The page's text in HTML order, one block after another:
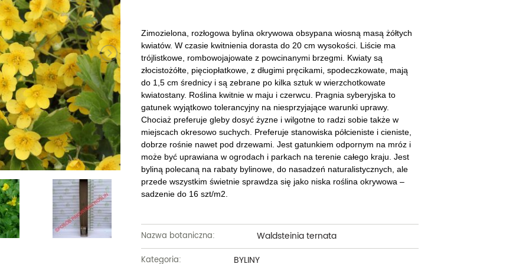
Truskawki i poziomki
Winogrona
Żurawiny
Pozostałe
Dęby
Glediczje
Głogi
Graby
Jabłonie ozdobne
Jarzębiny i jarząby
Kasztanowce
Wierzby
Wiśnie ozdobne
Złotokapy
Pozostałe
Forsycje
Hibiskusy
Hortensje
Jaśminowce
Kaliny
Kalmie
Krzewuszki
Pięciorniki
Piwonie
Pnącza
Powojniki - Clematisy
Różaneczniki
Tawuły i tawułki
Wisterie
Pozostałe
Zimozielona, rozłogowa bylina okrywowa obsypana wiosną masą żółtych
kwiatów. W czasie kwitnienia dorasta do 20 cm wysokości. Liście ma
trójlistkowe, rombowojajowate z powcinanymi brzegmi. Kwiaty są
złocistożółte, pięciopłatkowe, z długimi pręcikami, spodeczkowate, mają
do 1,5 cm średnicy i są zebrane po kilka sztuk w wierzchotkowate
kwiatostany. Roślina kwitnie w maju i czerwcu. Pragnia syberyjska to
gatunek wyjątkowo tolerancyjny na niesprzyjające warunki uprawy.
Chociaż preferuje gleby dosyć żyzne i wilgotne to radzi sobie także w
miejscach okresowo suchych. Preferuje stanowiska półcieniste i cieniste,
dobrze rośnie nawet pod drzewami. Jest gatunkiem odpornym na mróz i
może być uprawiana w ogrodach i parkach na terenie całego kraju. Jest
byliną polecaną na rabaty bylinowe, do nasadzeń naturalistycznych, ale
przede wszystkim świetnie sprawdza się jako niska roślina okrywowa –
sadzenie do 16 szt/m2.
Nazwa botaniczna: Waldsteinia ternata
Kategoria: BYLINY